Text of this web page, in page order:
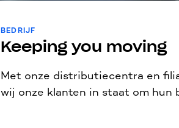
BEDRIJF
Keeping you moving
Met onze distributiecentra en
wij onze klanten in staat om hun